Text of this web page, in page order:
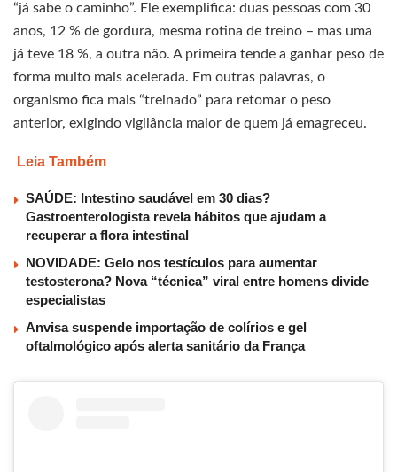
“já sabe o caminho”. Ele exemplifica: duas pessoas com 30
anos, 12 % de gordura, mesma rotina de treino – mas uma
já teve 18 %, a outra não. A primeira tende a ganhar peso de
forma muito mais acelerada. Em outras palavras, o
organismo fica mais “treinado” para retomar o peso
anterior, exigindo vigilância maior de quem já emagreceu.
Leia Também
SAÚDE: Intestino saudável em 30 dias?
Gastroenterologista revela hábitos que ajudam a
recuperar a flora intestinal
NOVIDADE: Gelo nos testículos para aumentar
testosterona? Nova “técnica” viral entre homens divide
especialistas
Anvisa suspende importação de colírios e gel
oftalmológico após alerta sanitário da França